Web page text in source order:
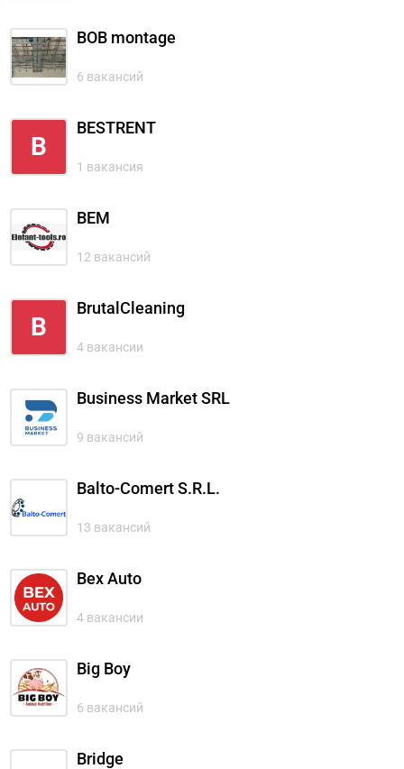
BOB montage
6 вакансий
B
BESTRENT
1 вакансия
BEM
12 вакансий
B
BrutalCleaning
4 вакансии
Business Market SRL
9 вакансий
Balto-Comert S.R.L.
13 вакансий
Bex Auto
4 вакансии
Big Boy
6 вакансий
Bridge